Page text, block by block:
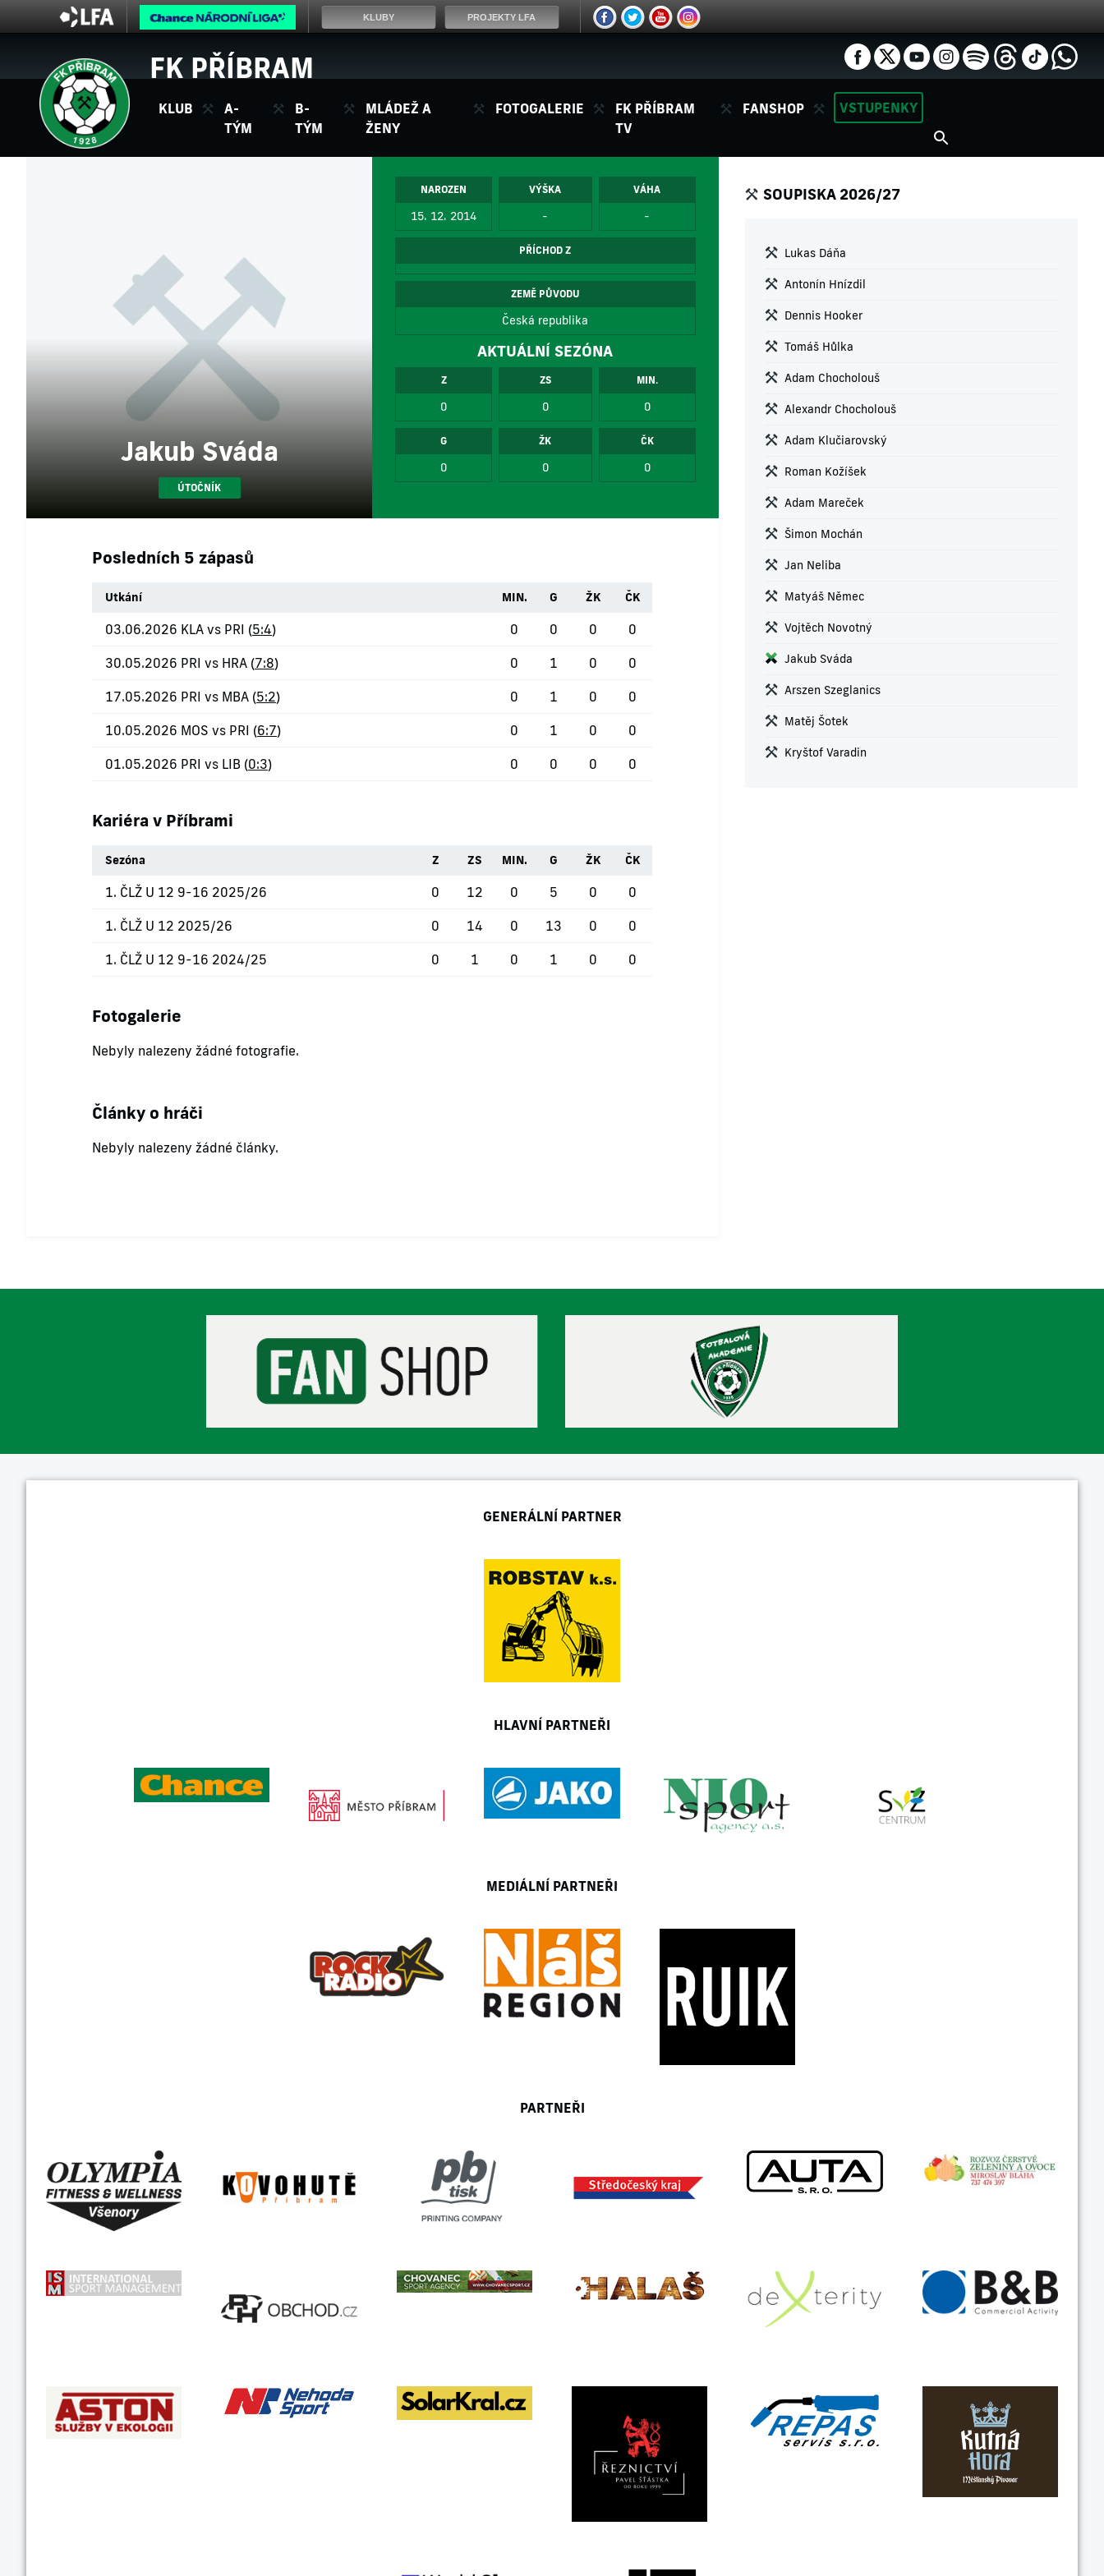
FK PŘÍBRAM
KLUB
A-
TÝM
B-
TÝM
MLÁDEŽ A
ŽENY
FOTOGALERIE
FK PŘÍBRAM
TV
FANSHOP VSTUPENKY
Jakub Sváda
ÚTOČNÍK
NAROZEN
15. 12. 2014
VÝŠKA
-
VÁHA
-
PŘÍCHOD Z
ZEMĚ PŮVODU
Česká republika
AKTUÁLNÍ SEZÓNA
Z
0
ZS
0
MIN.
0
G
0
ŽK
0
ČK
0
Posledních 5 zápasů
Utkání MIN. G ŽK ČK
03.06.2026 KLA vs PRI (5:4) 0 0 0 0
30.05.2026 PRI vs HRA (7:8) 0 1 0 0
17.05.2026 PRI vs MBA (5:2) 0 1 0 0
10.05.2026 MOS vs PRI (6:7) 0 1 0 0
01.05.2026 PRI vs LIB (0:3) 0 0 0 0
Kariéra v Příbrami
Sezóna Z ZS MIN. G ŽK ČK
1. ČLŽ U 12 9-16 2025/26 0 12 0 5 0 0
1. ČLŽ U 12 2025/26 0 14 0 13 0 0
1. ČLŽ U 12 9-16 2024/25 0 1 0 1 0 0
Fotogalerie
Nebyly nalezeny žádné fotografie.
Články o hráči
Nebyly nalezeny žádné články.
SOUPISKA 2026/27
Lukas Dáňa
Antonín Hnízdil
Dennis Hooker
Tomáš Hůlka
Adam Chocholouš
Alexandr Chocholouš
Adam Klučiarovský
Roman Kožíšek
Adam Mareček
Šimon Mochán
Jan Neliba
Matyáš Němec
Vojtěch Novotný
Jakub Sváda
Arszen Szeglanics
Matěj Šotek
Kryštof Varadin
GENERÁLNÍ PARTNER
HLAVNÍ PARTNEŘI
MEDIÁLNÍ PARTNEŘI
PARTNEŘI
KLUBY PROJEKTY LFA